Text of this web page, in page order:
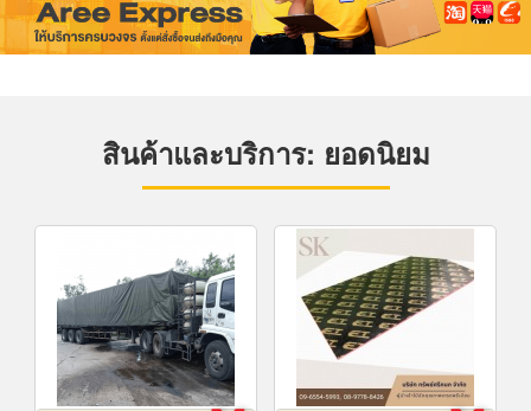
สินค้าและบริการ: ยอดนิยม